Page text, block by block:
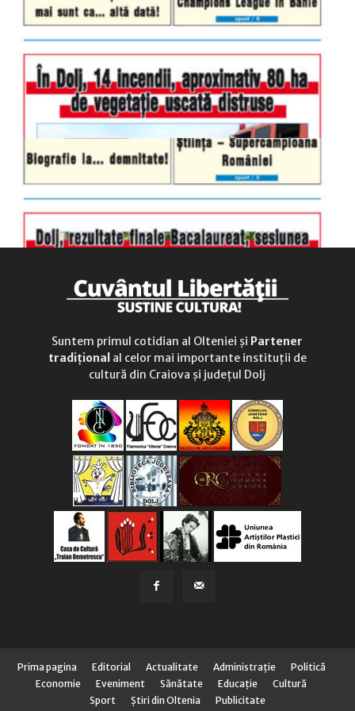
luni-vineri
9.00 - 17.00
duminică
9.00 - 12.00
Suntem primul cotidian al Olteniei și Partener
tradițional al celor mai importante instituții de
cultură din Craiova și județul Dolj
Prima pagina Editorial Actualitate Administraţie
Politică
Economie
Eveniment Sănătate Educaţie
Cultură
Sport
Știri din Oltenia Publicitate